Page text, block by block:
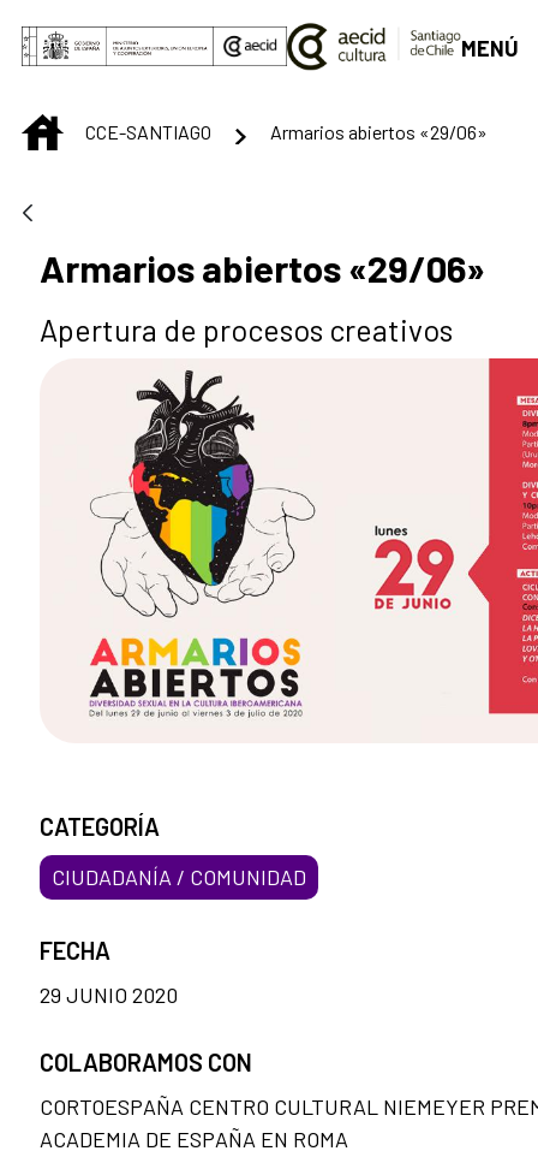
Saltar al contenido principal
MENÚ
INICIOCCE-SANTIAGO Armarios abiertos «29/06»
Armarios abiertos «29/06»
Apertura de procesos creativos
CATEGORÍA
CIUDADANÍA / COMUNIDAD
FECHA
29 JUNIO 2020
COLABORAMOS CON
CORTOESPAÑA CENTRO CULTURAL NIEMEYER
ACADEMIA DE ESPAÑA EN ROMA